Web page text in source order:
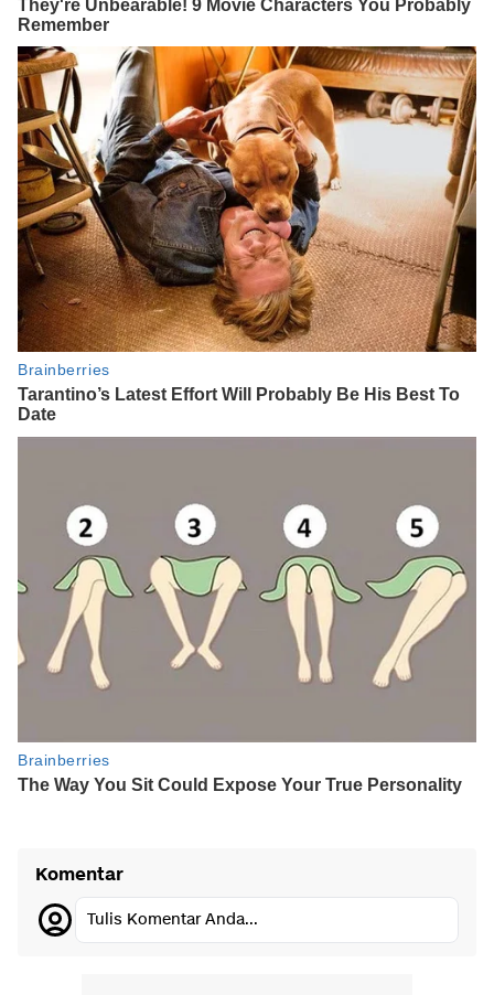
Komentar
Tulis Komentar Anda...